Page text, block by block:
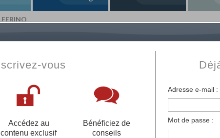
Fabert.com
votre établissement privé, du primaire au
scolaire et des cours à distance. Ce moteur
françaises et tous les établissements français à
votre compte pour être accompagné gratuitement dans
vous
Accédez au
contenu exclusif
Bénéficiez de
conseils
Adresse e-mail :
Mot de passe :